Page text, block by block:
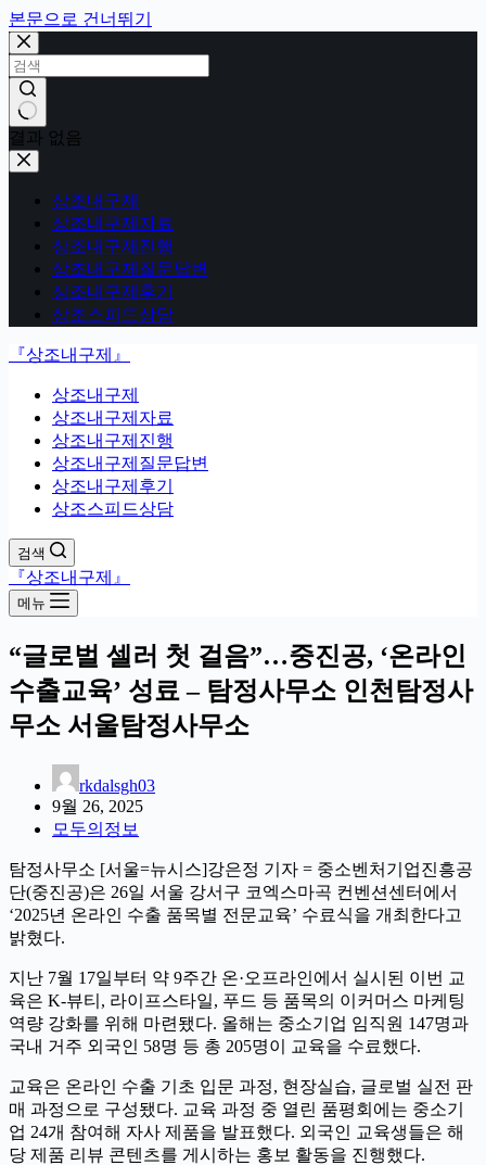
본문으로 건너뛰기
결과 없음
상조내구제
상조내구제자료
상조내구제진행
상조내구제질문답변
상조내구제후기
상조스피드상담
『상조내구제』
상조내구제
상조내구제자료
상조내구제진행
상조내구제질문답변
상조내구제후기
상조스피드상담
검색
『상조내구제』
메뉴
“글로벌 셀러 첫 걸음”…중진공, ‘온라인
수출교육’ 성료 – 탐정사무소 인천탐정사
무소 서울탐정사무소
rkdalsgh03
9월 26, 2025
모두의정보
탐정사무소 [서울=뉴시스]강은정 기자 = 중소벤처기업진흥공
단(중진공)은 26일 서울 강서구 코엑스마곡 컨벤션센터에서
‘2025년 온라인 수출 품목별 전문교육’ 수료식을 개최한다고
밝혔다.
지난 7월 17일부터 약 9주간 온·오프라인에서 실시된 이번 교
육은 K-뷰티, 라이프스타일, 푸드 등 품목의 이커머스 마케팅
역량 강화를 위해 마련됐다. 올해는 중소기업 임직원 147명과
국내 거주 외국인 58명 등 총 205명이 교육을 수료했다.
교육은 온라인 수출 기초 입문 과정, 현장실습, 글로벌 실전 판
매 과정으로 구성됐다. 교육 과정 중 열린 품평회에는 중소기
업 24개 참여해 자사 제품을 발표했다. 외국인 교육생들은 해
당 제품 리뷰 콘텐츠를 게시하는 홍보 활동을 진행했다.